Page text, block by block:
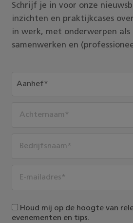
Schrijf je in voor onze
inzichten en praktijkcases
in werk, met onderwerpen
samenwerken en
Houd mij op de hoogte van
evenementen en tips.